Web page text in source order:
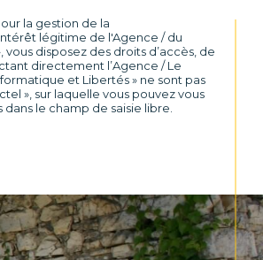
la gestion de la
légitime de l'Agence / du
disposez des droits d’accès, de
directement l’Agence / Le
et Libertés » ne sont pas
», sur laquelle vous pouvez vous
le champ de saisie libre.